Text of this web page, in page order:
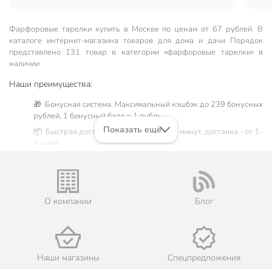
Фарфоровые тарелки купить в Москве по ценам от 67 рублей. В
каталоге интернет-магазина товаров для дома и дачи Порядок
представлено 131 товар в категории «фарфоровые тарелки» в
наличии
Наши преимущества:
🎁 Бонусная система. Максимальный кэшбэк до 239 бонусных
рублей, 1 бонусный балл = 1 рубль.
📦 Быстрая доставка. Самовывоз от 60 минут, доставка - от 1-
2 дней.
Жители Московской области могут сделать заказ и оплатить
его онлайн на официальном сайте сети магазинов Порядок.
💳 Оплата: онлайн на сайте интернет-гипермаркета или
🛍 Скидки, акции, распродажи каждый день!
📜 Только оригинальная продукция. Интернет-гипермаркет
Порядок - официальный представитель ведущих мировых
марок.
Показать ещё
О компании Блог
Наши магазины Спецпредложения